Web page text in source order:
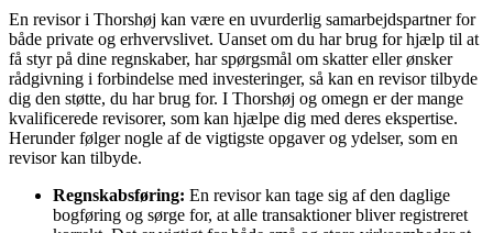
En revisor i Thorshøj kan være en uvurderlig samarbejdspartner for
både private og erhvervslivet. Uanset om du har brug for hjælp til at
få styr på dine regnskaber, har spørgsmål om skatter eller ønsker
rådgivning i forbindelse med investeringer, så kan en revisor tilbyde
dig den støtte, du har brug for. I Thorshøj og omegn er der mange
kvalificerede revisorer, som kan hjælpe dig med deres ekspertise.
Herunder følger nogle af de vigtigste opgaver og ydelser, som en
revisor kan tilbyde.
Regnskabsføring: En revisor kan tage sig af den daglige
bogføring og sørge for, at alle transaktioner bliver registreret